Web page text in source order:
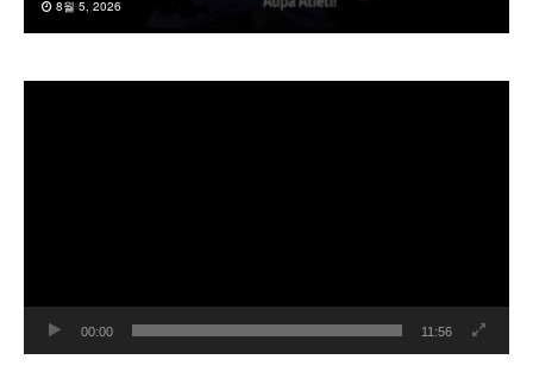
8월 5, 2026
00:00 11:56